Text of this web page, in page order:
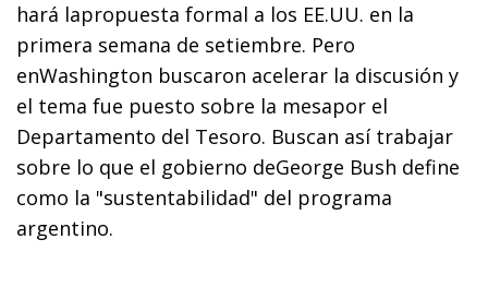
hará lapropuesta formal a los EE.UU. en la
primera semana de setiembre. Pero
enWashington buscaron acelerar la discusión y
el tema fue puesto sobre la mesapor el
Departamento del Tesoro. Buscan así trabajar
sobre lo que el gobierno deGeorge Bush define
como la "sustentabilidad" del programa
argentino.